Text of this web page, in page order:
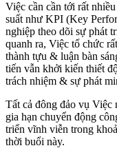
Việc cần cần tới rất
suất như KPI (Key
nghiệp theo dõi sự phát
quanh ra, Việc tổ chức
thành tựu & luận bàn
tiến vẫn khởi kiến thiết
trách nhiệm & sự phát
Tất cả đông đảo vụ Việc
gia hạn chuyển động
triển vĩnh viễn trong
thời buổi này.